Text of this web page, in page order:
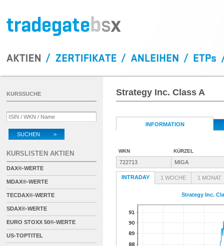
Strategy Inc. Class A
INFORMATION
WKN KÜRZEL
722713 MIGA
INTRADAY 1 WOCHE 1 MONAT
Strategy Inc.
KURSSUCHE
SUCHEN >
KURSLISTEN AKTIEN
DAX®-WERTE
MDAX®-WERTE
TECDAX®-WERTE
SDAX®-WERTE
EURO STOXX 50®-WERTE
US-TOPTITEL